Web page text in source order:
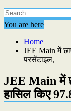
You are here
Home
JEE Main में
परसेंटाइल,
JEE Main में
हासिल किए